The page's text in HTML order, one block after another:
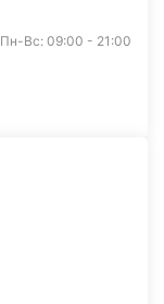
Пн-Вс: 09:00 - 21:00